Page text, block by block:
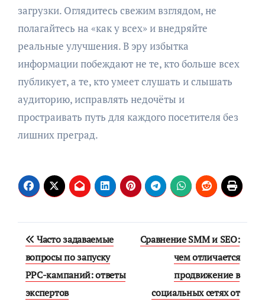
загрузки. Оглядитесь свежим взглядом, не
полагайтесь на «как у всех» и внедряйте
реальные улучшения. В эру избытка
информации побеждают не те, кто больше всех
публикует, а те, кто умеет слушать и слышать
аудиторию, исправлять недочёты и
простраивать путь для каждого посетителя без
лишних преград.
Навигация
по
записям
Часто задаваемые
вопросы по запуску
PPC-кампаний: ответы
экспертов
Сравнение SMM и SEO:
чем отличается
продвижение в
социальных сетях от